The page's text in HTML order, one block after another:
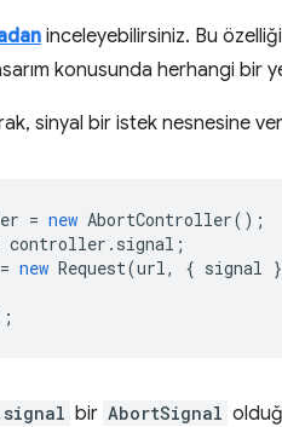
inceleyebilirsiniz. Bu
konusunda herhangi bir
sinyal bir istek nesnesine
= new AbortController();
controller . signal ;
= new Request(url, { signal
bir AbortSignal